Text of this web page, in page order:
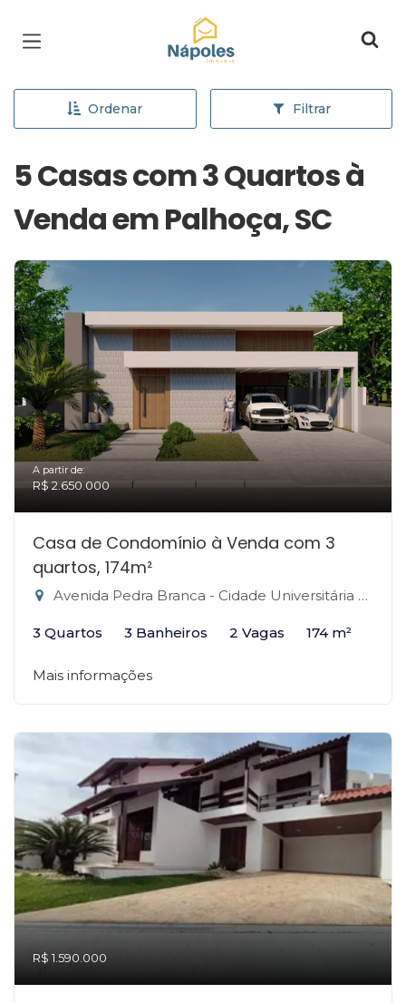
Página inicial
Ordenar Filtrar
5 Casas com 3 Quartos à
Venda em Palhoça, SC
A partir de:
R$ 2.650.000
Casa de Condomínio à Venda com 3
quartos, 174m²
Avenida Pedra Branca - Cidade Universitária Pedra Branca, Palhoça-SC
3 Quartos 3 Banheiros 2 Vagas 174 m²
Mais informações
R$ 1.590.000